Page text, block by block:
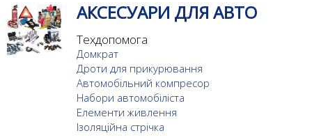
АКСЕСУАРИ ДЛЯ АВТО
Техдопомога
Домкрат
Дроти для прикурювання
Автомобільний компресор
Набори автомобіліста
Елементи живлення
Ізоляційна стрічка